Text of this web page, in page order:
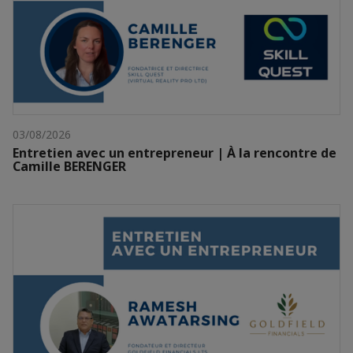
03/08/2026
Entretien avec un entrepreneur | À la rencontre de
Camille BERENGER